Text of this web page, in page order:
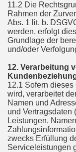
11.2 Die
Rahmen der
Abs. 1 lit. b.
werden, erfolgt
Grundlage der
und/oder
12. Verarbeitung
12.1 Sofern
wird, verarbeitet
Namen und
und Vertragsdaten
Leistungen,
zwecks Erfüllung
Serviceleistungen